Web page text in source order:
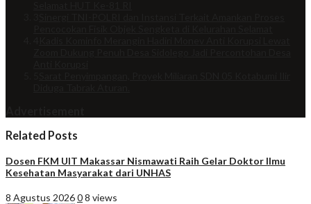
Related Posts
Dosen FKM UIT Makassar Nismawati Raih Gelar Doktor Ilmu
Kesehatan Masyarakat dari UNHAS
8 Agustus 202608 views